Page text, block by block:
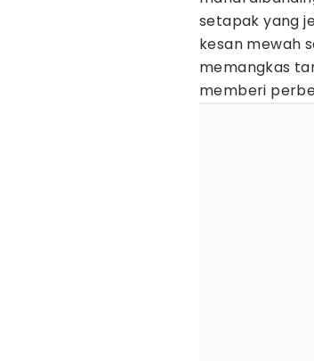
setapak yang
kesan mewah
memangkas
memberi